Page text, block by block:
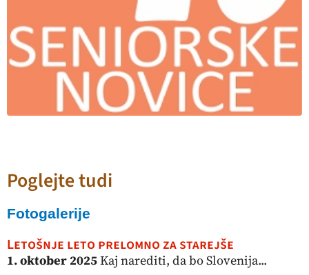
Poglejte tudi
Fotogalerije
Letošnje leto prelomno za starejše
1. oktober 2025Kaj narediti, da bo Slovenija...